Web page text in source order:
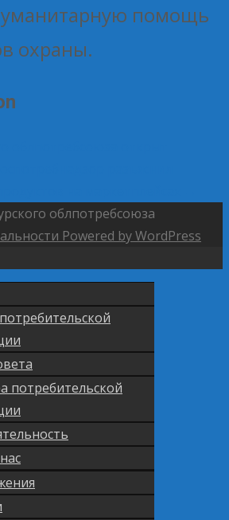
помощь
охраны.
облпотребсоюза
Powered by WordPress
потребительской